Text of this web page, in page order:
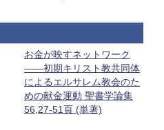
お金が映すネットワーク
――初期キリスト教共同体
によるエルサレム教会のた
めの献金運動 聖書学論集
56,27-51頁 (単著)